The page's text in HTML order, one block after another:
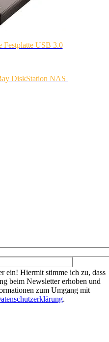
Festplatte USB 3.0
DiskStation NAS
ein! Hiermit stimme ich zu, dass
beim Newsletter erhoben und
zum Umgang mit
.